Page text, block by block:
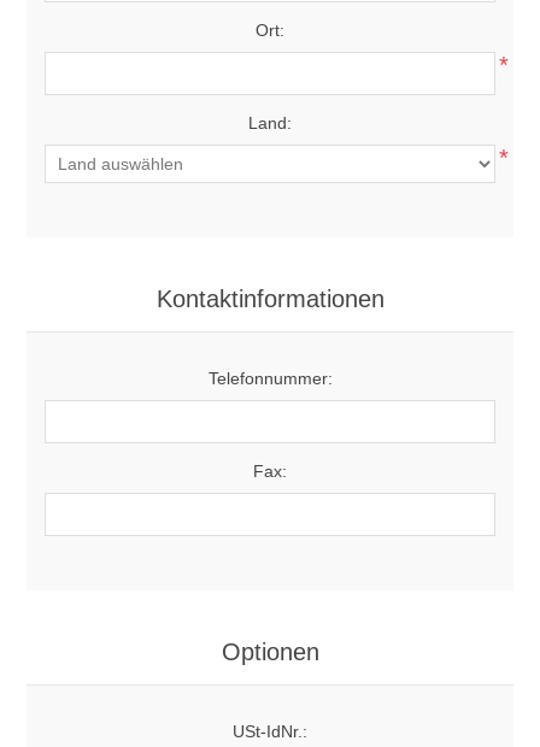
Ort:
*
Land:
*
Kontaktinformationen
Telefonnummer:
Fax:
Optionen
USt-IdNr.: